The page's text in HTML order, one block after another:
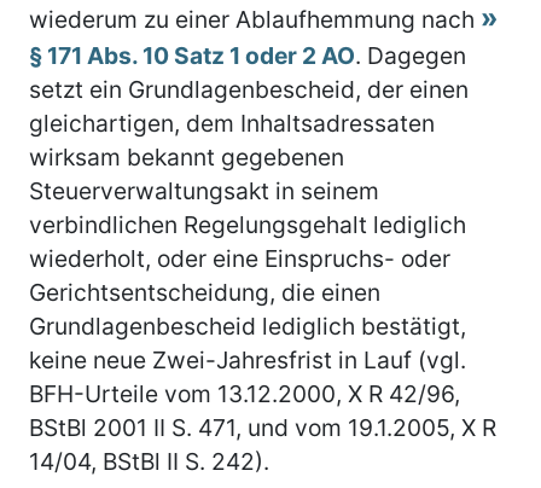
wiederum zu einer Ablaufhemmung nach
§ 171 Abs. 10 Satz 1 oder 2 AO. Dagegen
setzt ein Grundlagenbescheid, der einen
gleichartigen, dem Inhaltsadressaten
wirksam bekannt gegebenen
Steuerverwaltungsakt in seinem
verbindlichen Regelungsgehalt lediglich
wiederholt, oder eine Einspruchs- oder
Gerichtsentscheidung, die einen
Grundlagenbescheid lediglich bestätigt,
keine neue Zwei-Jahresfrist in Lauf (vgl.
BFH-Urteile vom 13.12.2000, X R 42/96,
BStBl 2001 II S. 471, und vom 19.1.2005, X R
14/04, BStBl II S. 242).